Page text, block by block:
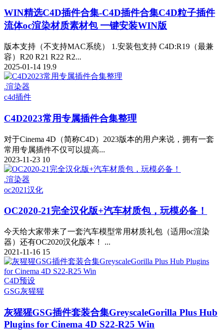
WIN精选C4D插件合集-C4D插件合集C4D粒子插件
流体oc渲染材质素材包 一键安装WIN版
版本支持（不支持MAC系统） 1.安装包支持 C4D:R19（最兼
容）R20 R21 R22 R2...
2025-01-14 19.9
.渲染器
c4d插件
C4D2023常用专属插件合集整理
对于Cinema 4D（简称C4D）2023版本的用户来说，拥有一套
常用专属插件不仅可以提高...
2023-11-23 10
.渲染器
oc2021汉化
OC2020-21完全汉化版+汽车材质包，玩模必备！
今天给大家带来了一套汽车模型常用材质礼包（适用oc渲染
器）还有OC2020汉化版本！ ...
2021-11-16 15
C4D预设
GSG灰猩猩
灰猩猩GSG插件套装合集GreyscaleGorilla Plus Hub
Plugins for Cinema 4D S22-R25 Win